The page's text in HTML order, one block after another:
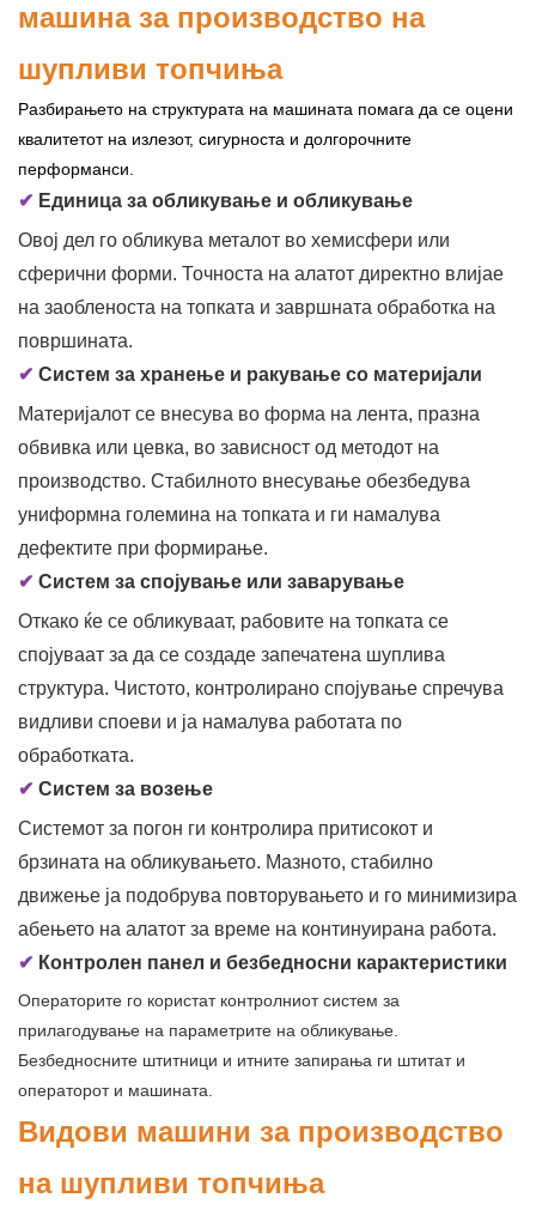
машина за производство на
шупливи топчиња
Разбирањето на структурата на машината помага да се оцени
квалитетот на излезот, сигурноста и долгорочните
перформанси.
✔ Единица за обликување и обликување
Овој дел го обликува металот во хемисфери или
сферични форми. Точноста на алатот директно влијае
на заобленоста на топката и завршната обработка на
површината.
✔ Систем за хранење и ракување со материјали
Материјалот се внесува во форма на лента, празна
обвивка или цевка, во зависност од методот на
производство. Стабилното внесување обезбедува
униформна големина на топката и ги намалува
дефектите при формирање.
✔ Систем за спојување или заварување
Откако ќе се обликуваат, рабовите на топката се
спојуваат за да се создаде запечатена шуплива
структура. Чистото, контролирано спојување спречува
видливи споеви и ја намалува работата по
обработката.
✔ Систем за возење
Системот за погон ги контролира притисокот и
брзината на обликувањето. Мазното, стабилно
движење ја подобрува повторувањето и го минимизира
абењето на алатот за време на континуирана работа.
✔ Контролен панел и безбедносни карактеристики
Операторите го користат контролниот систем за
прилагодување на параметрите на обликување.
Безбедносните штитници и итните запирања ги штитат и
операторот и машината.
Видови машини за производство
на шупливи топчиња